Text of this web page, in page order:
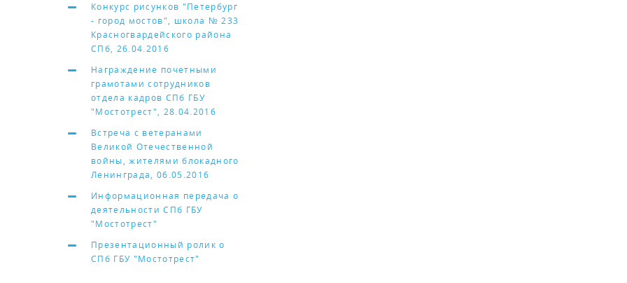
Конкурс рисунков "Петербург
- город мостов", школа № 233
Красногвардейского района
СПб, 26.04.2016
Награждение почетными
грамотами сотрудников
отдела кадров СПб ГБУ
"Мостотрест", 28.04.2016
Встреча с ветеранами
Великой Отечественной
войны, жителями блокадного
Ленинграда, 06.05.2016
Информационная передача о
деятельности СПб ГБУ
"Мостотрест"
Презентационный ролик о
СПб ГБУ "Мостотрест"